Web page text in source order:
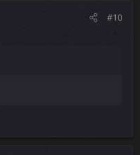
#10